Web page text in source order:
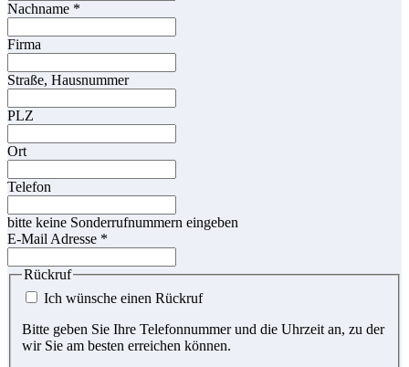
Nachname *
Firma
Straße, Hausnummer
PLZ
Ort
Telefon
bitte keine Sonderrufnummern eingeben
E-Mail Adresse *
Rückruf
Ich wünsche einen Rückruf
Bitte geben Sie Ihre Telefonnummer und die Uhrzeit an, zu der
wir Sie am besten erreichen können.